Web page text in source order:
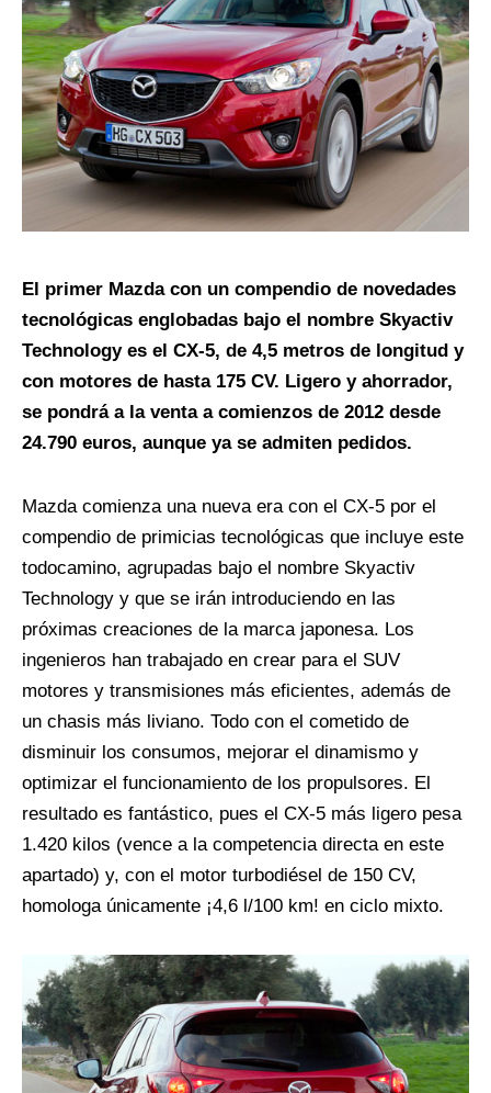
El primer Mazda con un compendio de novedades
tecnológicas englobadas bajo el nombre Skyactiv
Technology es el CX-5, de 4,5 metros de longitud y
con motores de hasta 175 CV. Ligero y ahorrador,
se pondrá a la venta a comienzos de 2012 desde
24.790 euros, aunque ya se admiten pedidos.
Mazda comienza una nueva era con el CX-5 por el
compendio de primicias tecnológicas que incluye este
todocamino, agrupadas bajo el nombre Skyactiv
Technology y que se irán introduciendo en las
próximas creaciones de la marca japonesa. Los
ingenieros han trabajado en crear para el SUV
motores y transmisiones más eficientes, además de
un chasis más liviano. Todo con el cometido de
disminuir los consumos, mejorar el dinamismo y
optimizar el funcionamiento de los propulsores. El
resultado es fantástico, pues el CX-5 más ligero pesa
1.420 kilos (vence a la competencia directa en este
apartado) y, con el motor turbodiésel de 150 CV,
homologa únicamente ¡4,6 l/100 km! en ciclo mixto.